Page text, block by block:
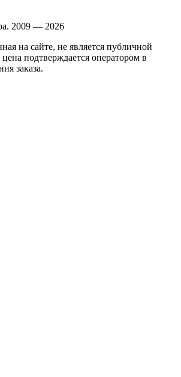
2009 — 2026
на сайте, не является публичной
подтверждается оператором в
заказа.